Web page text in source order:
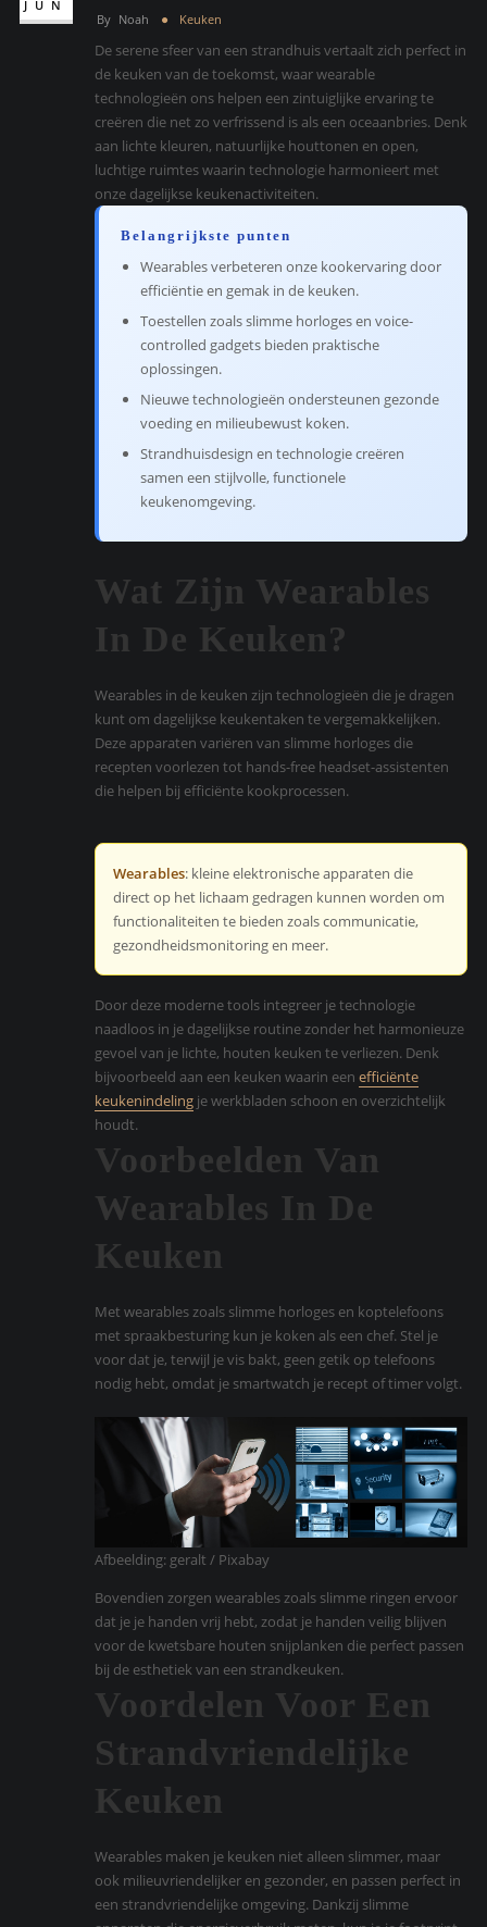
JUN
By Noah Keuken
De serene sfeer van een strandhuis vertaalt zich perfect in
de keuken van de toekomst, waar wearable
technologieën ons helpen een zintuiglijke ervaring te
creëren die net zo verfrissend is als een oceaanbries. Denk
aan lichte kleuren, natuurlijke houttonen en open,
luchtige ruimtes waarin technologie harmonieert met
onze dagelijkse keukenactiviteiten.
Belangrijkste punten
Wearables verbeteren onze kookervaring door
efficiëntie en gemak in de keuken.
Toestellen zoals slimme horloges en voice-
controlled gadgets bieden praktische
oplossingen.
Nieuwe technologieën ondersteunen gezonde
voeding en milieubewust koken.
Strandhuisdesign en technologie creëren
samen een stijlvolle, functionele
keukenomgeving.
Wat Zijn Wearables
In De Keuken?
Wearables in de keuken zijn technologieën die je dragen
kunt om dagelijkse keukentaken te vergemakkelijken.
Deze apparaten variëren van slimme horloges die
recepten voorlezen tot hands-free headset-assistenten
die helpen bij efficiënte kookprocessen.
Wearables: kleine elektronische apparaten die
direct op het lichaam gedragen kunnen worden om
functionaliteiten te bieden zoals communicatie,
gezondheidsmonitoring en meer.
Door deze moderne tools integreer je technologie
naadloos in je dagelijkse routine zonder het harmonieuze
gevoel van je lichte, houten keuken te verliezen. Denk
bijvoorbeeld aan een keuken waarin eenefficiënte
keukenindeling je werkbladen schoon en overzichtelijk
houdt.
Voorbeelden Van
Wearables In De
Keuken
Met wearables zoals slimme horloges en koptelefoons
met spraakbesturing kun je koken als een chef. Stel je
voor dat je, terwijl je vis bakt, geen getik op telefoons
nodig hebt, omdat je smartwatch je recept of timer volgt.
Afbeelding: geralt / Pixabay
Bovendien zorgen wearables zoals slimme ringen ervoor
dat je je handen vrij hebt, zodat je handen veilig blijven
voor de kwetsbare houten snijplanken die perfect passen
bij de esthetiek van een strandkeuken.
Voordelen Voor Een
Strandvriendelijke
Keuken
Wearables maken je keuken niet alleen slimmer, maar
ook milieuvriendelijker en gezonder, en passen perfect in
een strandvriendelijke omgeving. Dankzij slimme